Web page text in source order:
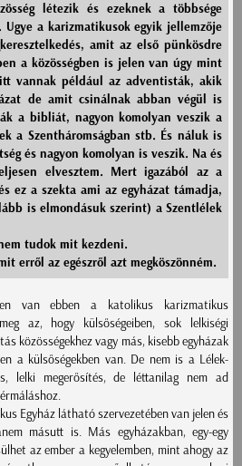
létezik és ezeknek a többsége
a karizmatikusok egyik jellemzője
amit az első pünkösdre
a közösségben is jelen van úgy mint
vannak például az adventisták, akik
de amit csinálnak abban végül is
a bibliát, nagyon komolyan veszik a
a Szentháromságban stb. És náluk is
és nagyon komolyan is veszik. Na és
elvesztem. Mert igazából az a
ez a szekta ami az egyházat támadja,
is elmondásuk szerint) a Szentlélek
tudok mit kezdeni.
erről az egészről azt megköszönném.
van ebben a katolikus karizmatikus
az, hogy külsőségeiben, sok lelkiségi
közösségekhez vagy más, kisebb egyházak
a külsőségekben van. De nem is a Lélek-
lelki megerősítés, de léttanilag nem ad
Egyház látható szervezetében van jelen és
másutt is. Más egyházakban, egy-egy
az ember a kegyelemben, mint ahogy az